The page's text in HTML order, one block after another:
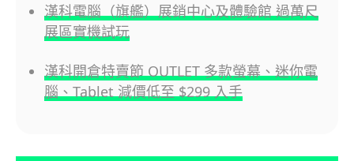
漢科電腦（旗艦）展銷中心及體驗館 過萬尺
展區實機試玩
漢科開倉特賣節 OUTLET 多款螢幕、迷你電
腦、Tablet 減價低至 $299 入手